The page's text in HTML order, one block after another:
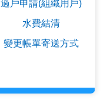
過戶申請(組織用戶)
水費結清
變更帳單寄送方式